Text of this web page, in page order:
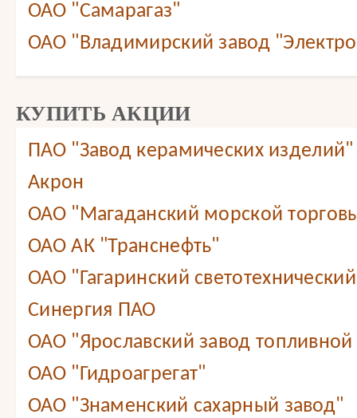
ОАО "Самарагаз"
ОАО "Владимирский завод
КУПИТЬ АКЦИИ
ПАО "Завод керамических изделий"
Акрон
ОАО "Магаданский морской
ОАО АК "Транснефть"
ОАО "Гагаринский
Синергия ПАО
ОАО "Ярославский завод
ОАО "Гидроагрегат"
ОАО "Знаменский сахарный завод"